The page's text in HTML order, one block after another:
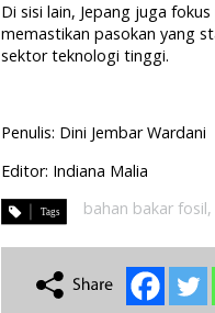
Di sisi lain, Jepang juga
memastikan pasokan yang
sektor teknologi tinggi.
Penulis: Dini Jembar Wardani
Editor: Indiana Malia
bahan bakar fosil,